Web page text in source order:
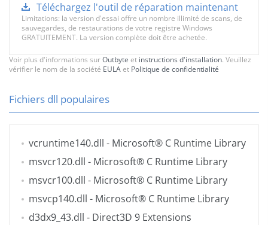
Téléchargez l'outil de réparation maintenant
Limitations: la version d'essai offre un nombre illimité de scans, de
sauvegardes, de restaurations de votre registre Windows
GRATUITEMENT. La version complète doit être achetée.
Voir plus d'informations surOutbyte et instructions d'installation. Veuillez
vérifier le nom de la société EULAet Politique de confidentialité
Fichiers dll populaires
vcruntime140.dll - Microsoft® C Runtime Library
msvcr120.dll - Microsoft® C Runtime Library
msvcr100.dll - Microsoft® C Runtime Library
msvcp140.dll - Microsoft® C Runtime Library
d3dx9_43.dll - Direct3D 9 Extensions